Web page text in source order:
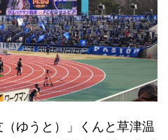
ゆうと）」くんと草津温